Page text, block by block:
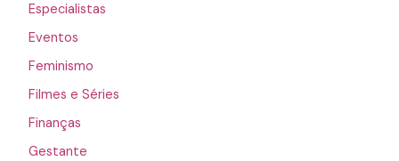
Especialistas
Eventos
Feminismo
Filmes e Séries
Finanças
Gestante